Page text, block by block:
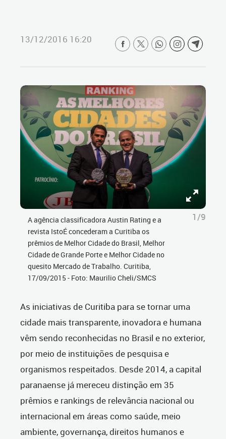
13/12/2016 16:20
A agência classificadora Austin Rating e a
revista IstoÉ concederam a Curitiba os
prêmios de Melhor Cidade do Brasil, Melhor
Cidade de Grande Porte e Melhor Cidade no
quesito Mercado de Trabalho. Curitiba,
17/09/2015 - Foto: Maurilio Cheli/SMCS
1/9
As iniciativas de Curitiba para se tornar uma
cidade mais transparente, inovadora e humana
vêm sendo reconhecidas no Brasil e no exterior,
por meio de instituições de pesquisa e
organismos respeitados. Desde 2014, a capital
paranaense já mereceu distinção em 35
prêmios e rankings de relevância nacional ou
internacional em áreas como saúde, meio
ambiente, governança, direitos humanos e